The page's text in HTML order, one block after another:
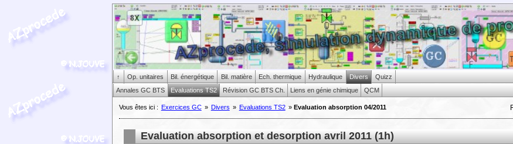
↑ Op. unitaires Bil. énergétique Bil. matière Ech. thermique Hydraulique Divers
Quizz
Annales GC BTS
Evaluations TS2 Révision GC BTS Ch. Liens en génie chimique QCM
Vous êtes ici : Exercices GC » Divers » Evaluations TS2 » Evaluation absorption 04/2011
Evaluation absorption et desorption avril 2011 (1h)